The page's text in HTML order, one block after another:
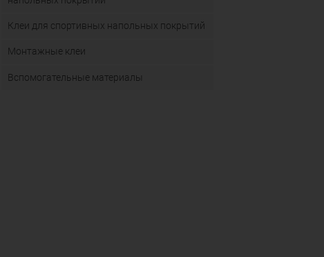
Клеи для спортивных напольных покрытий
Монтажные клеи
Вспомогательные материалы